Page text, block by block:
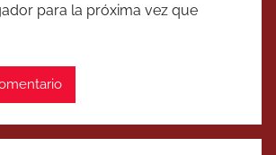
para la próxima vez que